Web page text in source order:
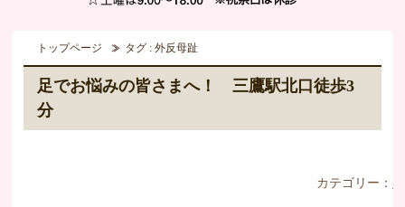
トップページ タグ : 外反母趾
足でお悩みの皆さまへ！ 三鷹駅北口徒歩3
分
カテゴリー：